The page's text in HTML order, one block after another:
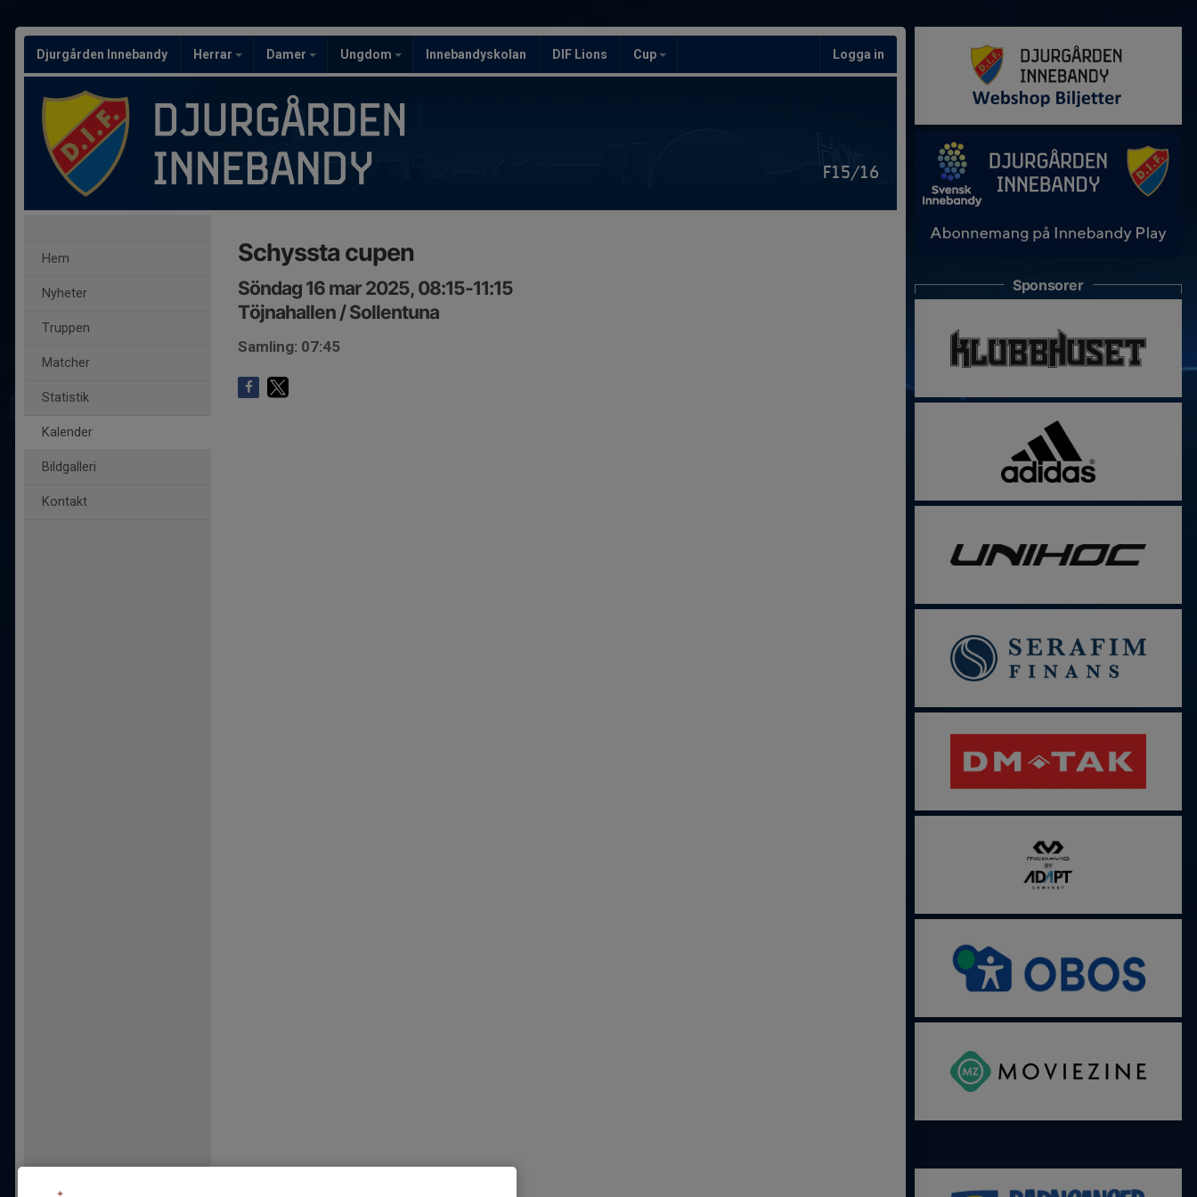
Djurgården Innebandy Herrar Damer Ungdom Innebandyskolan DIF Lions Cup Logga in
F15/16
Hem
Nyheter
Truppen
Matcher
Statistik
Kalender
Bildgalleri
Kontakt
Schyssta cupen
Söndag 16 mar 2025, 08:15-11:15
Töjnahallen / Sollentuna
Samling: 07:45
Sponsorer